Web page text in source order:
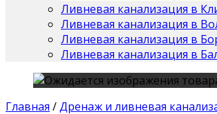
Ливневая канализация в
Ливневая канализация в
Ливневая канализация в
Ливневая канализация в
Главная /Дренаж и ливневая